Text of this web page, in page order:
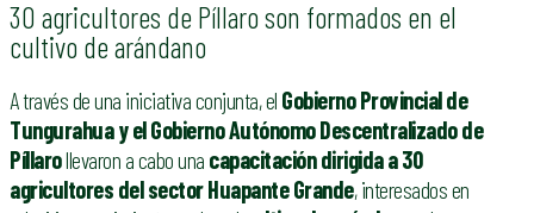
30 agricultores de Píllaro son formados en el
cultivo de arándano
A través de una iniciativa conjunta, el Gobierno Provincial de
Tungurahua y el Gobierno Autónomo Descentralizado de
Píllarollevaron a cabo una capacitación dirigida a 30
agricultores del sector Huapante Grande, interesados en